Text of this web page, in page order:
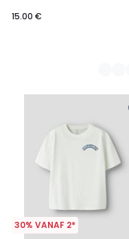
15.00 €
30% VANAF 2*